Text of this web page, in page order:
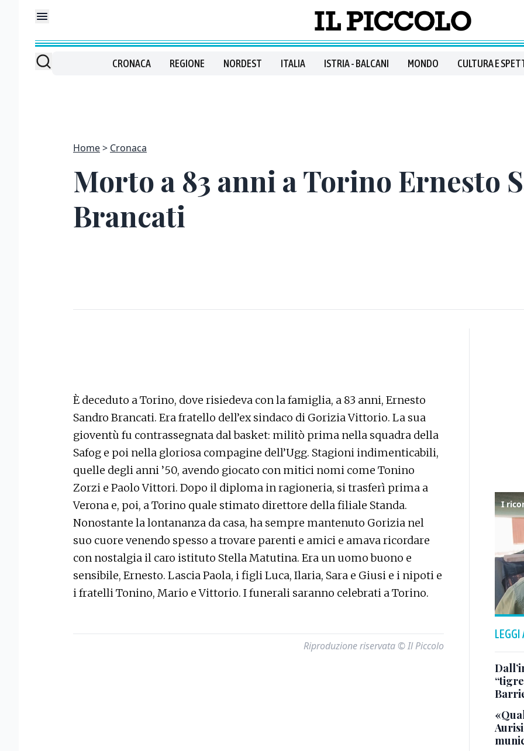
CRONACA REGIONE NORDEST ITALIA ISTRIA - BALCANI MONDO CULTURA E
Home Cronaca
Morto a 83 anni a Torino Ernesto
Brancati
È deceduto a Torino, dove risiedeva con la famiglia, a 83 anni, Ernesto
Sandro Brancati. Era fratello dell’ex sindaco di Gorizia Vittorio. La sua
gioventù fu contrassegnata dal basket: militò prima nella squadra della
Safog e poi nella gloriosa compagine dell’Ugg. Stagioni indimenticabili,
quelle degli anni ’50, avendo giocato con mitici nomi come Tonino
Zorzi e Paolo Vittori. Dopo il diploma in ragioneria, si trasferì prima a
Verona e, poi, a Torino quale stimato direttore della filiale Standa.
Nonostante la lontananza da casa, ha sempre mantenuto Gorizia nel
suo cuore venendo spesso a trovare parenti e amici e amava ricordare
con nostalgia il caro istituto Stella Matutina. Era un uomo buono e
sensibile, Ernesto. Lascia Paola, i figli Luca, Ilaria, Sara e Giusi e i nipoti e
i fratelli Tonino, Mario e Vittorio. I funerali saranno celebrati a Torino.
Riproduzione riservata © Il Piccolo
LEGGI